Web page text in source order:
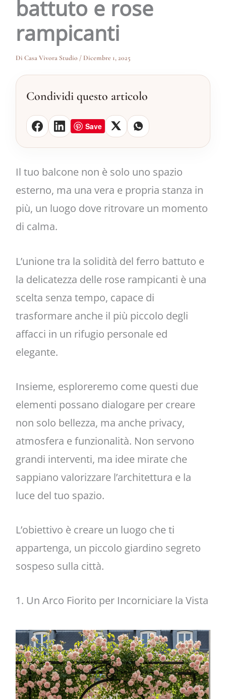
battuto e rose
rampicanti
Di Casa Vivora Studio/ Dicembre 1, 2025
Condividi questo articolo
Save
Il tuo balcone non è solo uno spazio
esterno, ma una vera e propria stanza in
più, un luogo dove ritrovare un momento
di calma.
L’unione tra la solidità del ferro battuto e
la delicatezza delle rose rampicanti è una
scelta senza tempo, capace di
trasformare anche il più piccolo degli
affacci in un rifugio personale ed
elegante.
Insieme, esploreremo come questi due
elementi possano dialogare per creare
non solo bellezza, ma anche privacy,
atmosfera e funzionalità. Non servono
grandi interventi, ma idee mirate che
sappiano valorizzare l’architettura e la
luce del tuo spazio.
L’obiettivo è creare un luogo che ti
appartenga, un piccolo giardino segreto
sospeso sulla città.
1. Un Arco Fiorito per Incorniciare la Vista